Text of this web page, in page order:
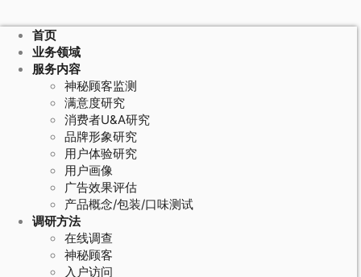
首页
业务领域
服务内容
神秘顾客监测
满意度研究
消费者U&A研究
品牌形象研究
用户体验研究
用户画像
广告效果评估
产品概念/包装/口味测试
调研方法
在线调查
神秘顾客
入户访问